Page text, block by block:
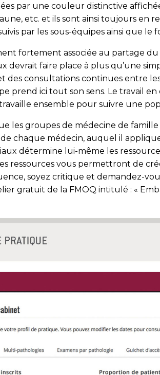
par une couleur distinctive
etc. et ils sont ainsi toujours en
par les sous-équipes ainsi que
fortement associée au partage
devrait faire place à plus qu’une
des consultations continues entre
prend ici tout son sens. Le travail
ensemble pour suivre une
les groupes de médecine de
chaque médecin, auquel il
détermine lui-même les
ressources vous permettront de
soyez critique et demandez-
gratuit de la FMOQ intitulé : «